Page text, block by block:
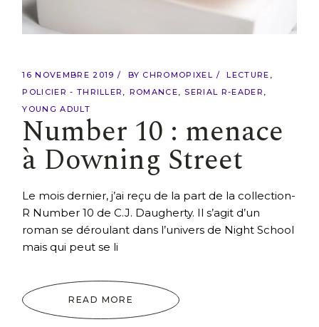
16 NOVEMBRE 2019 BY CHROMOPIXEL
LECTURE
POLICIER - THRILLER
ROMANCE
SERIAL R-EADER
YOUNG ADULT
Number 10 : menace
à Downing Street
Le mois dernier, j’ai reçu de la part de la collection-
R Number 10 de C.J. Daugherty. Il s’agit d’un
roman se déroulant dans l’univers de Night School
mais qui peut se li
READ MORE